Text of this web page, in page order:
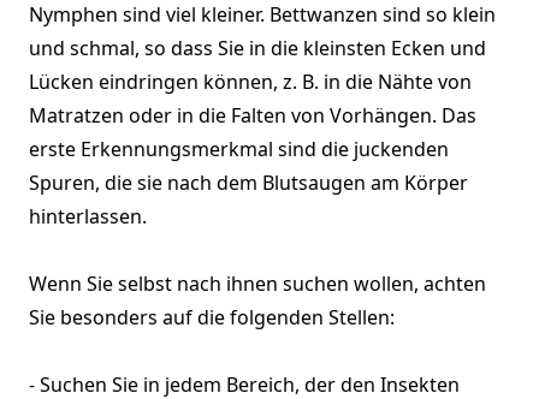
Nymphen sind viel kleiner. Bettwanzen sind so klein
und schmal, so dass Sie in die kleinsten Ecken und
Lücken eindringen können, z. B. in die Nähte von
Matratzen oder in die Falten von Vorhängen. Das
erste Erkennungsmerkmal sind die juckenden
Spuren, die sie nach dem Blutsaugen am Körper
hinterlassen.
Wenn Sie selbst nach ihnen suchen wollen, achten
Sie besonders auf die folgenden Stellen:
- Suchen Sie in jedem Bereich, der den Insekten